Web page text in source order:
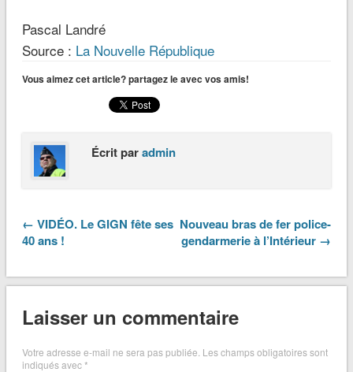
Pascal Landré
Source : La Nouvelle République
Vous aimez cet article? partagez le avec vos amis!
Écrit paradmin
← VIDÉO. Le GIGN fête ses
40 ans !
Nouveau bras de fer police-
gendarmerie à l’Intérieur →
Laisser un commentaire
Votre adresse e-mail ne sera pas publiée. Les champs obligatoires sont
indiqués avec*